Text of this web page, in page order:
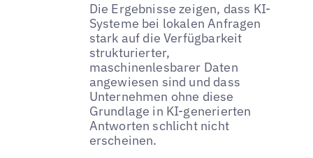
Die Ergebnisse zeigen, dass KI-
Systeme bei lokalen Anfragen
stark auf die Verfügbarkeit
strukturierter,
maschinenlesbarer Daten
angewiesen sind und dass
Unternehmen ohne diese
Grundlage in KI-generierten
Antworten schlicht nicht
erscheinen.